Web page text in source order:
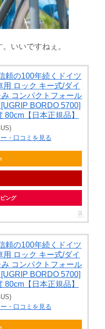
いいですねぇ。
頼の100年続くドイツ
用 ロック キー式/ダイ
コンパクトフォール
BORDO 5700]
80cm【日本正規品】
・口コミを見る
ング
頼の100年続くドイツ
用 ロック キー式/ダイ
コンパクトフォール
BORDO 5700]
80cm【日本正規品】
・口コミを見る